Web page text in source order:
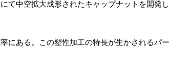
て中空拡大成形されたキャップナットを開発し
にある。この塑性加工の特長が生かされるパー